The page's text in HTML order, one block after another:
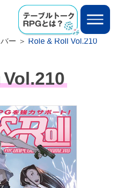
ー Role & Roll Vol.210
Vol.210